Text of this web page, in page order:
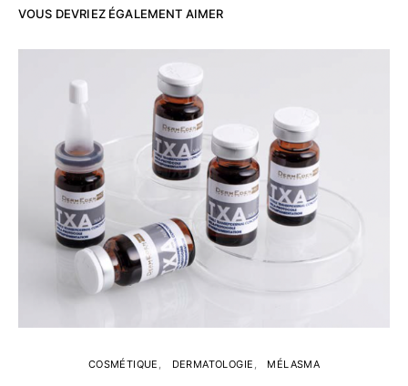
VOUS DEVRIEZ ÉGALEMENT AIMER
COSMÉTIQUE DERMATOLOGIE MÉLASMA